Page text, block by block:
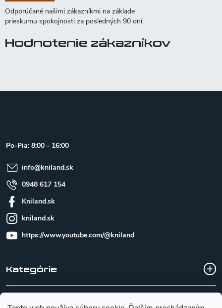
Hodnotenie zákazníkov
Po-Pia: 8:00 - 16:00
info@kniland.sk
0948 617 154
Kniland.sk
kniland.sk
https://www.youtube.com/@kniland
Kategórie